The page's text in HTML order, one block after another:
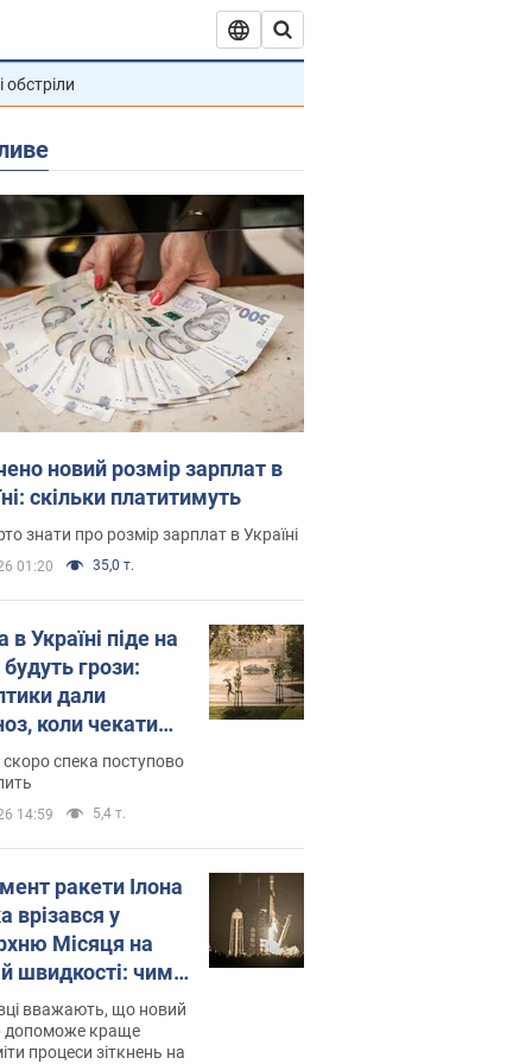
обстріли
новий розмір зарплат в
скільки платитимуть
знати про розмір зарплат в Україні
01:20 35,0 т.
в Україні піде на
грози:
дали
коли чекати
погоди
скоро спека поступово
14:59 5,4 т.
ракети Ілона
врізався у
Місяця на
швидкості: чим
вважають, що новий
допоможе краще
процеси зіткнень на